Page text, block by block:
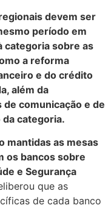
devem ser
período em
categoria sobre as
a reforma
e do crédito
além da
comunicação e de
categoria.
mantidas as mesas
os bancos sobre
e Segurança
que as
de cada banco